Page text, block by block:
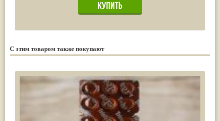
С этим товаром также покупают